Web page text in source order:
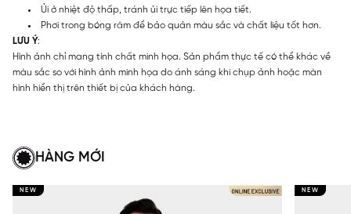
Ủi ở nhiệt độ thấp, tránh ủi trực tiếp lên họa tiết.
Phơi trong bóng râm để bảo quản màu sắc và chất liệu tốt hơn.
LƯU Ý:
Hình ảnh chỉ mang tính chất minh họa. Sản phẩm thực tế có thể khác về
màu sắc so với hình ảnh minh họa do ánh sáng khi chụp ảnh hoặc màn
hình hiển thị trên thiết bị của khách hàng.
HÀNG MỚI
NEW NEW